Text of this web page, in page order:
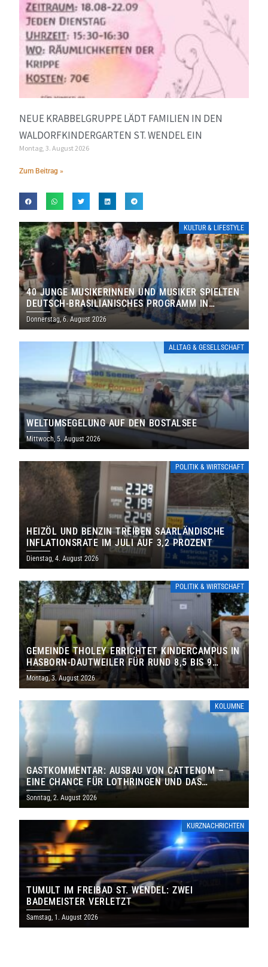
NEUE KRABBELGRUPPE LÄDT FAMILIEN IN DEN
WALDORFKINDERGARTEN ST. WENDEL EIN
Montag, 3. August 2026
Zum Beitrag »
KULTUR & LIFESTYLE
40 JUNGE MUSIKERINNEN UND MUSIKER SPIELTEN
DEUTSCH-BRASILIANISCHES PROGRAMM IN
THOLEY
Donnerstag, 6. August 2026
ALLTAG & GESELLSCHAFT
WELTUMSEGELUNG AUF DEN BOSTALSEE
Mittwoch, 5. August 2026
POLITIK & WIRTSCHAFT
HEIZÖL UND BENZIN TREIBEN SAARLÄNDISCHE
INFLATIONSRATE IM JULI AUF 3,2 PROZENT
Dienstag, 4. August 2026
POLITIK & WIRTSCHAFT
GEMEINDE THOLEY ERRICHTET KINDERCAMPUS IN
HASBORN-DAUTWEILER FÜR RUND 8,5 BIS 9
MILLIONEN EURO
Montag, 3. August 2026
KOLUMNE
GASTKOMMENTAR: AUSBAU VON CATTENOM –
EINE CHANCE FÜR LOTHRINGEN UND DAS
SAARLAND
Sonntag, 2. August 2026
KURZNACHRICHTEN
TUMULT IM FREIBAD ST. WENDEL: ZWEI
BADEMEISTER VERLETZT
Samstag, 1. August 2026